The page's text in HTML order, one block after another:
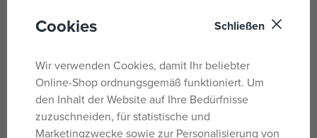
verbunden. Das Baby ist positionierbar und kann auch
sitzen. Der im Lieferumfang enthaltene Schnuller ist nur
Das Paket enthält 3 x LR44-Knopfbatterien mit
Anweisungen zum Austauschen. Batterien sind
Verbrauchsmaterialien und daher ist ihre Entladung kein
Grund zur Reklamation der Puppe.
Cookies Schließen
Wir verwenden Cookies, damit Ihr beliebter
Online-Shop ordnungsgemäß funktioniert. Um
den Inhalt der Website auf Ihre Bedürfnisse
zuzuschneiden, für statistische und
Marketingzwecke sowie zur Personalisierung von